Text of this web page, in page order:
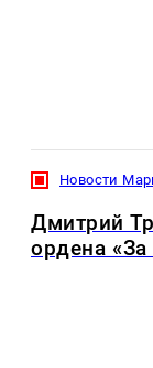
Новости
Дмитрий
ордена